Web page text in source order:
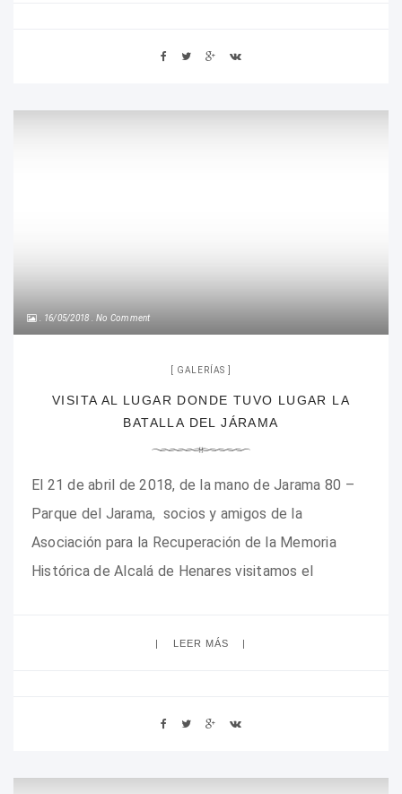
16/05/2018 No Comment
GALERÍAS
VISITA AL LUGAR DONDE TUVO LUGAR LA
BATALLA DEL JÁRAMA
El 21 de abril de 2018, de la mano de Jarama 80 –
Parque del Jarama, socios y amigos de la
Asociación para la Recuperación de la Memoria
Histórica de Alcalá de Henares visitamos el
LEER MÁS